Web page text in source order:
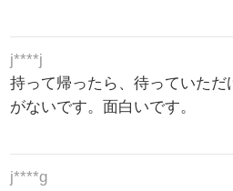
j****j
持って帰ったら、待っていただ
がないです。面白いです。
j****g